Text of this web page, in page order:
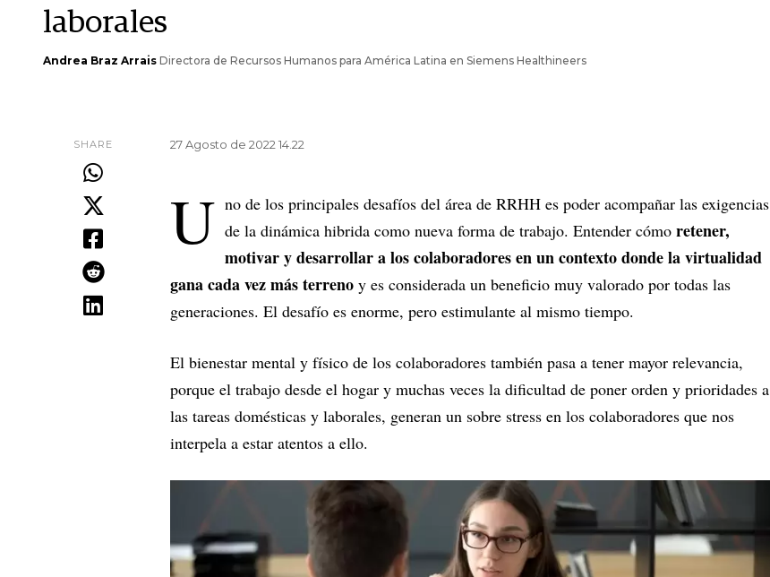
laborales
Andrea Braz Arrais Directora de Recursos Humanos para América Latina en Siemens Healthineers
SHARE 27 Agosto de 2022 14.22
U no de los principales desafíos del área de RRHH es poder acompañar las exigencias
de la dinámica hibrida como nueva forma de trabajo. Entender cómo retener,
motivar y desarrollar a los colaboradores en un contexto donde la virtualidad
gana cada vez más terreno y es considerada un beneficio muy valorado por todas las
generaciones. El desafío es enorme, pero estimulante al mismo tiempo.
El bienestar mental y físico de los colaboradores también pasa a tener mayor relevancia,
porque el trabajo desde el hogar y muchas veces la dificultad de poner orden y prioridades a
las tareas domésticas y laborales, generan un sobre stress en los colaboradores que nos
interpela a estar atentos a ello.